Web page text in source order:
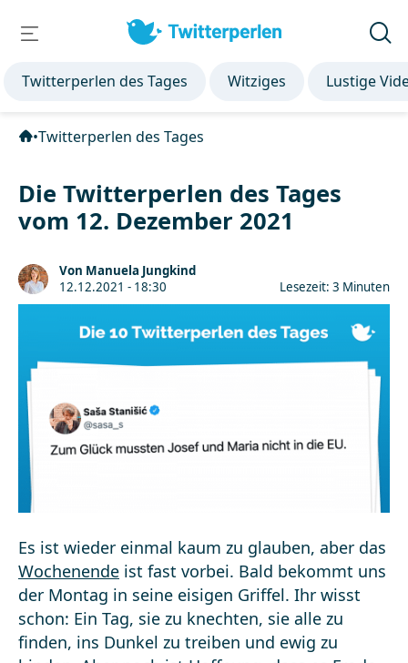
Twitterperlen des Tages Witziges Lustige
•Twitterperlen des Tages
Die Twitterperlen des Tages
vom 12. Dezember 2021
Von Manuela Jungkind
12.12.2021 - 18:30
Lesezeit: 3 Minuten
Es ist wieder einmal kaum zu glauben, aber das
Wochenende ist fast vorbei. Bald bekommt uns
der Montag in seine eisigen Griffel. Ihr wisst
schon: Ein Tag, sie zu knechten, sie alle zu
finden, ins Dunkel zu treiben und ewig zu